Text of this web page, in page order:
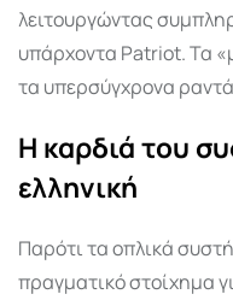
λειτουργώντας
υπάρχοντα Patriot. Τα
τα υπερσύγχρονα
Η καρδιά του
ελληνική
Παρότι τα οπλικά
πραγματικό στοίχημα